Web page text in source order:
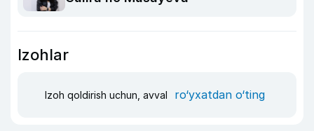
Izohlar
Izoh qoldirish uchun, avval ro‘yxatdan o‘ting